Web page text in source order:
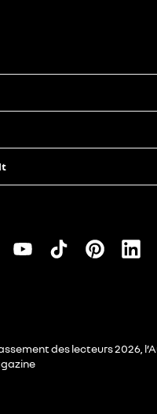
des lecteurs 2026,